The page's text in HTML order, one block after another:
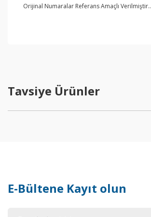
Orijinal Numaralar Referans Amaçlı Verilmiştir..
Tavsiye Ürünler
E-Bültene Kayıt olun